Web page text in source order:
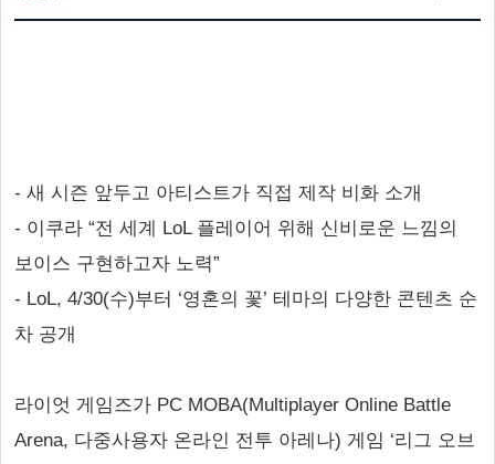
- 새 시즌 앞두고 아티스트가 직접 제작 비화 소개
- 이쿠라 “전 세계 LoL 플레이어 위해 신비로운 느낌의
보이스 구현하고자 노력”
- LoL, 4/30(수)부터 ‘영혼의 꽃’ 테마의 다양한 콘텐츠 순
차 공개
라이엇 게임즈가 PC MOBA(Multiplayer Online Battle
Arena, 다중사용자 온라인 전투 아레나) 게임 ‘리그 오브